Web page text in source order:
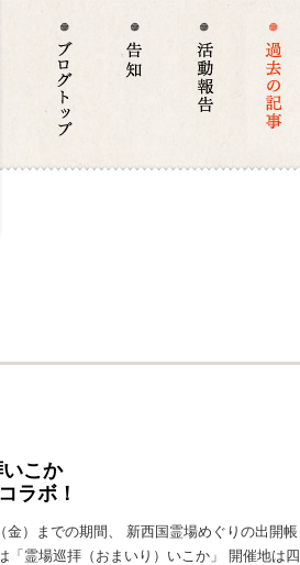
こか
ラボ！
金）までの期間、 新西国霊場めぐりの出開帳
「霊場巡拝（おまいり）いこか」 開催地は四